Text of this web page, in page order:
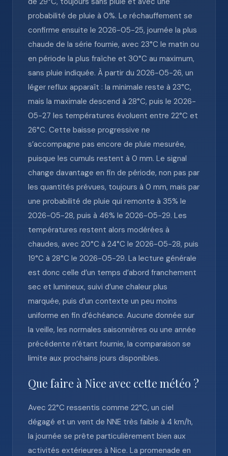
probabilité de pluie à 0%. Le réchauffement se
confirme ensuite le 2026-05-25, journée la plus
chaude de la série fournie, avec 23°C le matin ou
en période la plus fraîche et 30°C au maximum,
sans pluie indiquée. À partir du 2026-05-26, un
léger reflux apparaît : la minimale reste à 23°C,
mais la maximale descend à 28°C, puis le 2026-
05-27 les températures évoluent entre 22°C et
26°C. Cette baisse progressive ne
s’accompagne pas encore de pluie mesurée,
puisque les cumuls restent à 0 mm. Le signal
change davantage en fin de période, non pas par
les quantités prévues, toujours à 0 mm, mais par
une probabilité de pluie qui remonte à 35% le
2026-05-28, puis à 46% le 2026-05-29. Les
températures restent alors modérées à
chaudes, avec 20°C à 24°C le 2026-05-28, puis
19°C à 28°C le 2026-05-29. La lecture générale
est donc celle d’un temps d’abord franchement
sec et lumineux, suivi d’une chaleur plus
marquée, puis d’un contexte un peu moins
uniforme en fin d’échéance. Aucune donnée sur
la veille, les normales saisonnières ou une année
précédente n’étant fournie, la comparaison se
limite aux prochains jours disponibles.
Que faire à Nice avec cette météo ?
Avec 22°C ressentis comme 22°C, un ciel
dégagé et un vent de NNE très faible à 4 km/h,
la journée se prête particulièrement bien aux
activités extérieures à Nice. La promenade en